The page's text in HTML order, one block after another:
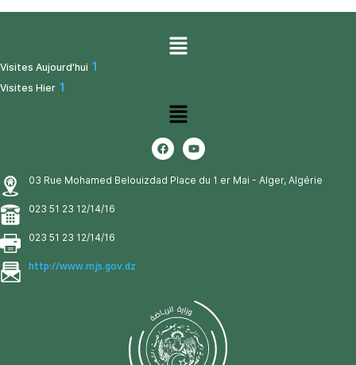
03 Rue Mohamed Belouizdad Place du 1 er Mai - Alger, Algérie
023 51 23 12/14/16
023 51 23 12/14/16
http://www.mjs.gov.dz
Visites Aujourd'hui 1
Visites Hier 1